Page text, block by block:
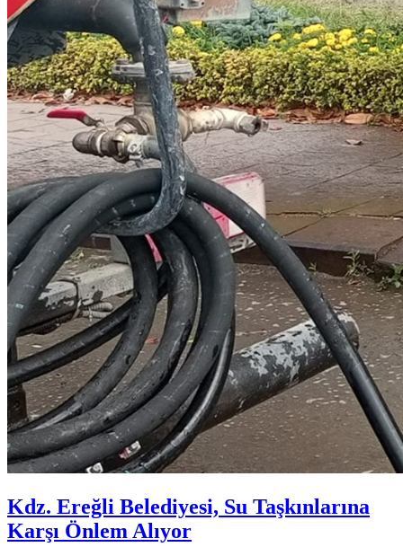
Kdz. Ereğli Belediyesi, Su Taşkınlarına
Karşı Önlem Alıyor